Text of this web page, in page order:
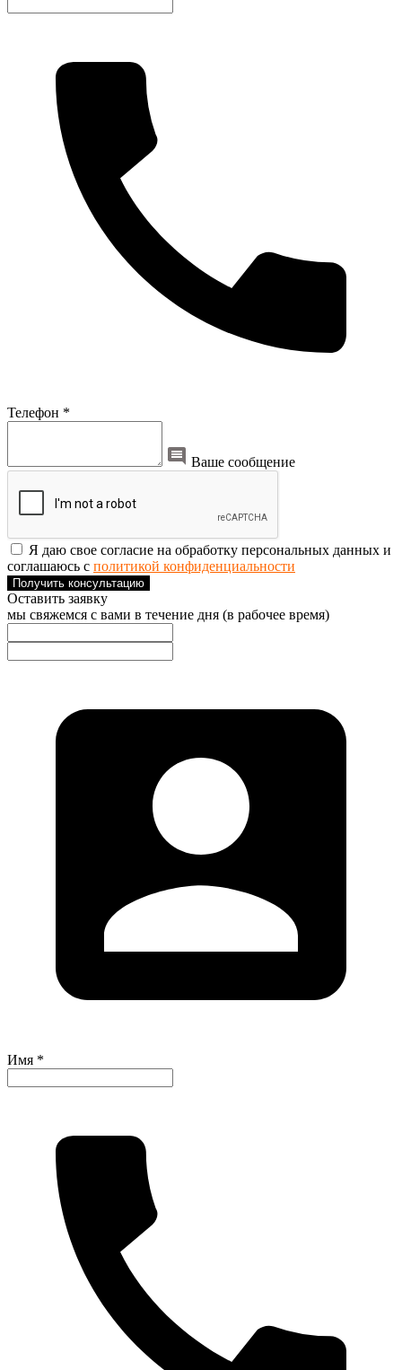
Телефон *
Ваше сообщение
Я даю свое согласие на обработку персональных данных и
соглашаюсь с политикой конфиденциальности
Получить консультацию
Оставить заявку
мы свяжемся с вами в течение дня (в рабочее время)
Имя *